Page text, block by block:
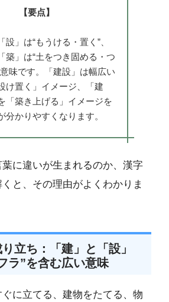
【要点】
設」は“もうける・置く”、
築」は“土をつき固める・つ
意味です。「建設」は幅広い
け置く」イメージ、「建
「築き上げる」イメージを
分かりやすくなります。
に違いが生まれるのか、漢字
と、その理由がよくわかりま
り立ち：「建」と「設」
ラ”を含む広い意味
ぐに立てる、建物をたてる、物